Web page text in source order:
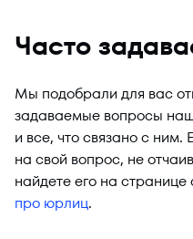
Часто
Мы подобрали для вас
задаваемые вопросы
и все, что связано с
на свой вопрос, не
найдете его на странице
про юрлиц.